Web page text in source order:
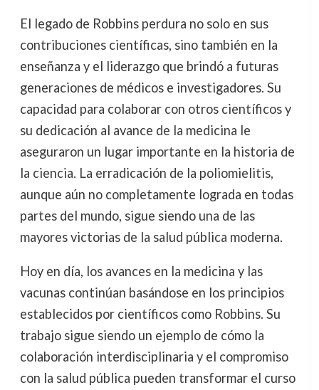
El legado de Robbins perdura no solo en sus
contribuciones científicas, sino también en la
enseñanza y el liderazgo que brindó a futuras
generaciones de médicos e investigadores. Su
capacidad para colaborar con otros científicos y
su dedicación al avance de la medicina le
aseguraron un lugar importante en la historia de
la ciencia. La erradicación de la poliomielitis,
aunque aún no completamente lograda en todas
partes del mundo, sigue siendo una de las
mayores victorias de la salud pública moderna.
Hoy en día, los avances en la medicina y las
vacunas continúan basándose en los principios
establecidos por científicos como Robbins. Su
trabajo sigue siendo un ejemplo de cómo la
colaboración interdisciplinaria y el compromiso
con la salud pública pueden transformar el curso